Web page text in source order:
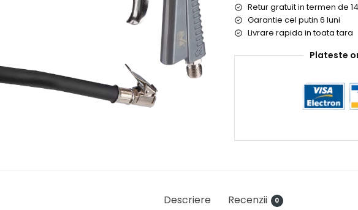
Retur gratuit in termen de
Garantie cel putin 6 luni
Livrare rapida in toata tara
Plateste
Descriere Recenzii 0